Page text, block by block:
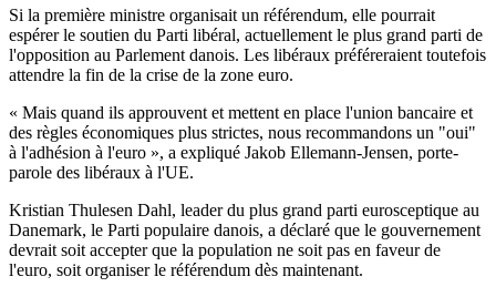
Si la première ministre organisait un référendum, elle pourrait
espérer le soutien du Parti libéral, actuellement le plus grand parti de
l'opposition au Parlement danois. Les libéraux préféreraient toutefois
attendre la fin de la crise de la zone euro.
« Mais quand ils approuvent et mettent en place l'union bancaire et
des règles économiques plus strictes, nous recommandons un "oui"
à l'adhésion à l'euro », a expliqué Jakob Ellemann-Jensen, porte-
parole des libéraux à l'UE.
Kristian Thulesen Dahl, leader du plus grand parti eurosceptique au
Danemark, le Parti populaire danois, a déclaré que le gouvernement
devrait soit accepter que la population ne soit pas en faveur de
l'euro, soit organiser le référendum dès maintenant.